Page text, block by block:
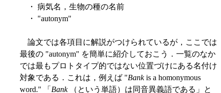
・ 病気名，生物の種の名前
・ "autonym"
論文では各項目に解説がつけられているが，ここでは
最後の "autonym" を簡単に紹介しておこう．一覧のなか
では最もプロトタイプ的ではない位置づけにある名付け
対象である．これは，例えば "Bankis a homonymous
word." 「 Bank（という単語）は同音異義語である」と